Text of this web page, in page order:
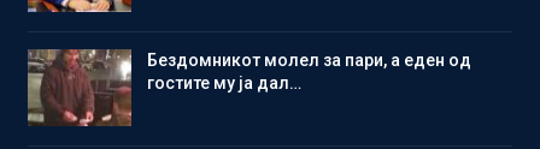
Бездомникот молел за пари, а еден од
гостите му ја дал…